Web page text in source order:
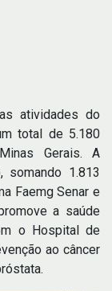
atividades do
total de 5.180
Gerais. A
somando 1.813
Faemg Senar e
a saúde
o Hospital de
ao câncer